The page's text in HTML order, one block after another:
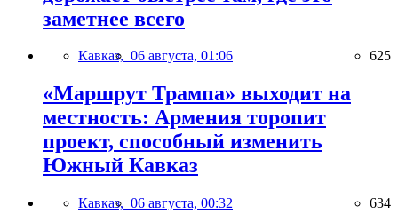
заметнее всего
Кавказ, 06 августа, 01:06 625
«Маршрут Трампа» выходит на
местность: Армения торопит
проект, способный изменить
Южный Кавказ
Кавказ, 06 августа, 00:32 634